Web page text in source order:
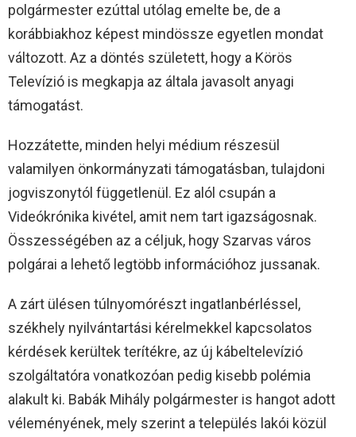
polgármester ezúttal utólag emelte be, de a
korábbiakhoz képest mindössze egyetlen mondat
változott. Az a döntés született, hogy a Körös
Televízió is megkapja az általa javasolt anyagi
támogatást.
Hozzátette, minden helyi médium részesül
valamilyen önkormányzati támogatásban, tulajdoni
jogviszonytól függetlenül. Ez alól csupán a
Videókrónika kivétel, amit nem tart igazságosnak.
Összességében az a céljuk, hogy Szarvas város
polgárai a lehető legtöbb információhoz jussanak.
A zárt ülésen túlnyomórészt ingatlanbérléssel,
székhely nyilvántartási kérelmekkel kapcsolatos
kérdések kerültek terítékre, az új kábeltelevízió
szolgáltatóra vonatkozóan pedig kisebb polémia
alakult ki. Babák Mihály polgármester is hangot adott
véleményének, mely szerint a település lakói közül